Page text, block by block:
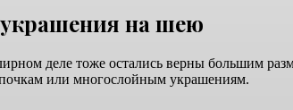
на шею
деле тоже остались верны большим
или многослойным украшениям.